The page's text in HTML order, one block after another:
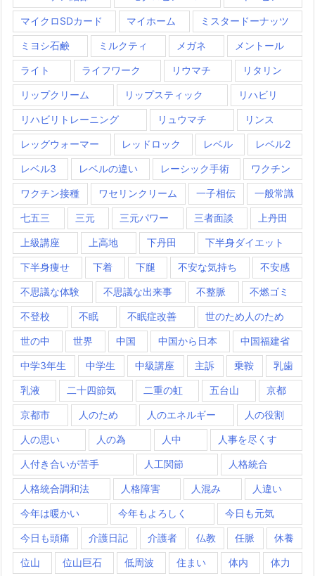
マイクロSDカード マイホーム ミスタードーナッツ
ミヨシ石鹸 ミルクティ メガネ メントール
ライト ライフワーク リウマチ リタリン
リップクリーム リップスティック リハビリ
リハビリトレーニング リュウマチ リンス
レッグウォーマー レッドロック レベル レベル2
レベル3 レベルの違い レーシック手術 ワクチン
ワクチン接種 ワセリンクリーム 一子相伝 一般常識
七五三 三元 三元パワー 三者面談 上丹田
上級講座 上高地 下丹田 下半身ダイエット
下半身痩せ 下着 下腿 不安な気持ち 不安感
不思議な体験 不思議な出来事 不整脈 不燃ゴミ
不登校 不眠 不眠症改善 世のため人のため
世の中 世界 中国 中国から日本 中国福建省
中学3年生 中学生 中級講座 主訴 乗鞍 乳歯
乳液 二十四節気 二重の虹 五台山 京都
京都市 人のため 人のエネルギー 人の役割
人の思い 人の為 人中 人事を尽くす
人付き合いが苦手 人工関節 人格統合
人格統合調和法 人格障害 人混み 人違い
今年は暖かい 今年もよろしく 今日も元気
今日も頭痛 介護日記 介護者 仏教 任脈 休養
位山 位山巨石 低周波 住まい 体内 体力